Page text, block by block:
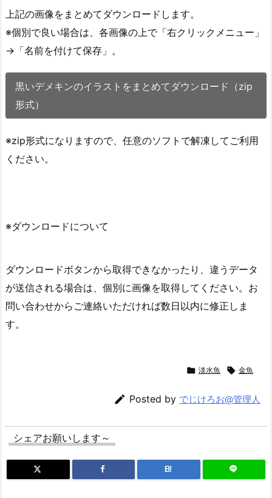
上記の画像をまとめてダウンロードします。
※個別で良い場合は、各画像の上で「右クリックメニュー」
→「名前を付けて保存」。
黒いデメキンのイラストをまとめてダウンロード（zip
形式）
※zip形式になりますので、任意のソフトで解凍してご利用
ください。
※ダウンロードについて
ダウンロードボタンから取得できなかったり、違うデータ
が送信される場合は、個別に画像を取得してください。お
問い合わせからご連絡いただければ数日以内に修正しま
す。
 淡水魚  金魚
 Posted by でじけろお@管理人
シェアお願いします～
B!